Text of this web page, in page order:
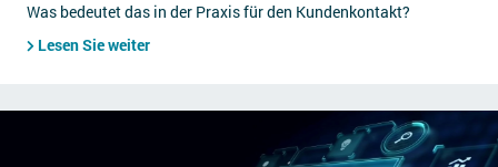
Was bedeutet das in der Praxis für den Kundenkontakt?
Lesen Sie weiter